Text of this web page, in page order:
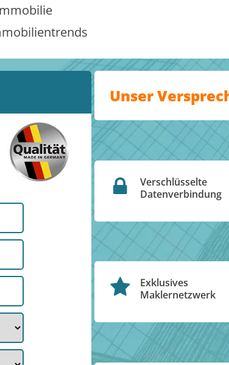
Unser
Verschlüsselte
Datenverbindung
Exklusives
Maklernetzwerk